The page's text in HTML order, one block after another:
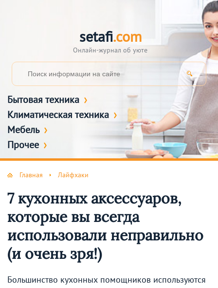
setafi.com
Онлайн-журнал об уюте
Бытовая техника
Климатическая техника
Мебель
Прочее
Главная Лайфхаки
7 кухонных аксессуаров,
которые вы всегда
использовали неправильно
(и очень зря!)
Большинство кухонных помощников используются